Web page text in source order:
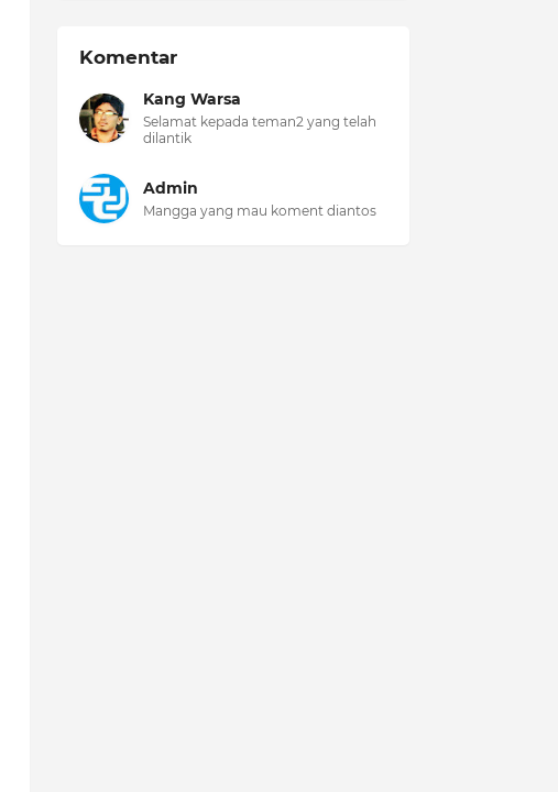
Komentar
Kang Warsa
Selamat kepada teman2 yang telah
dilantik
Admin
Mangga yang mau koment diantos